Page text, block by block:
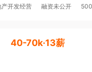
产开发经营 融资未公开
40-70k·13薪